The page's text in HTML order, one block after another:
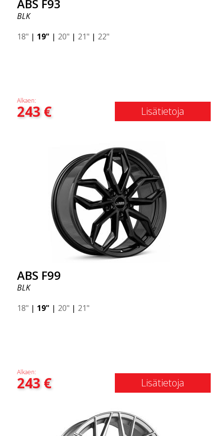
ABS F93
BLK
18" | 19" | 20" | 21" | 22"
Alkaen:
243€ Lisätietoja
ABS F99
BLK
18" | 19" | 20" | 21"
Alkaen:
243€ Lisätietoja